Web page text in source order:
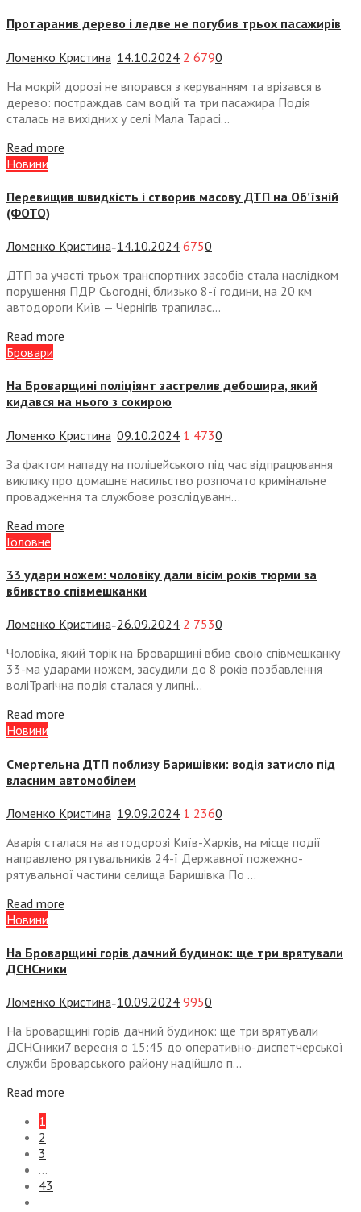
Протаранив дерево і ледве не погубив трьох пасажирів
Ломенко Кристина — 14.10.2024 2 6790
На мокрій дорозі не впорався з керуванням та врізався в
дерево: постраждав сам водій та три пасажира Подія
сталась на вихідних у селі Мала Тарасі...
Read more
Новини
Перевищив швидкість і створив масову ДТП на Об’їзній
(ФОТО)
Ломенко Кристина— 14.10.2024 6750
ДТП за участі трьох транспортних засобів стала наслідком
порушення ПДР Сьогодні, близько 8-ї години, на 20 км
автодороги Київ — Чернігів трапилас...
Read more
Бровари
На Броварщині поліціянт застрелив дебошира, який
кидався на нього з сокирою
Ломенко Кристина —09.10.2024 1 4730
За фактом нападу на поліцейського під час відпрацювання
виклику про домашнє насильство розпочато кримінальне
провадження та службове розслідуванн...
Read more
Головне
33 удари ножем: чоловіку дали вісім років тюрми за
вбивство співмешканки
Ломенко Кристина— 26.09.2024 2 7530
Чоловіка, який торік на Броварщині вбив свою співмешканку
33-ма ударами ножем, засудили до 8 років позбавлення
воліТрагічна подія сталася у липні...
Read more
Новини
Смертельна ДТП поблизу Баришівки: водія затисло під
власним автомобілем
Ломенко Кристина — 19.09.2024 1 2360
Аварія сталася на автодорозі Київ-Харків, на місце події
направлено рятувальників 24-ї Державної пожежно-
рятувальної частини селища Баришівка По ...
Read more
Новини
На Броварщині горів дачний будинок: ще три врятували
ДСНСники
Ломенко Кристина— 10.09.2024 9950
На Броварщині горів дачний будинок: ще три врятували
ДСНСники7 вересня о 15:45 до оперативно-диспетчерської
служби Броварського району надійшло п...
Read more
1
2
3
…
43